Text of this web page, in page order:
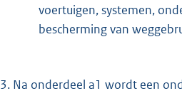
voertuigen, systemen,
bescherming van
3. Na onderdeel a1 wordt een